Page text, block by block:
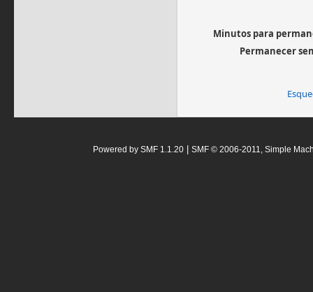
Minutos para
Permanecer
Powered by SMF 1.1.20 SMF © 2006-2011, Simple